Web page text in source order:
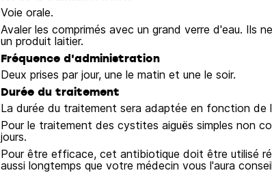
Voie orale.
Avaler les comprimés avec un grand verre d'eau. Ils
un produit laitier.
Fréquence d'administration
Deux prises par jour, une le matin et une le soir.
Durée du traitement
La durée du traitement sera adaptée en fonction de
Pour le traitement des cystites aiguës simples non
jours.
Pour être efficace, cet antibiotique doit être utilisé
aussi longtemps que votre médecin vous l'aura